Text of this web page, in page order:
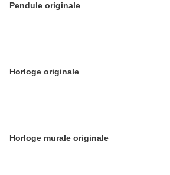
Pendule originale
Horloge originale
Horloge murale originale